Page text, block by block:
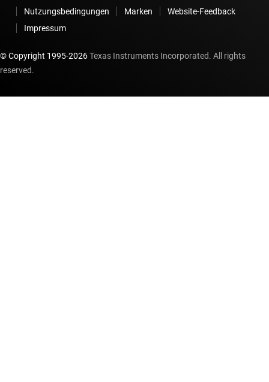
Nutzungsbedingungen
Marken
Website-Feedback
Impressum
© Copyright 1995-2026Texas Instruments Incorporated. All rights
reserved.